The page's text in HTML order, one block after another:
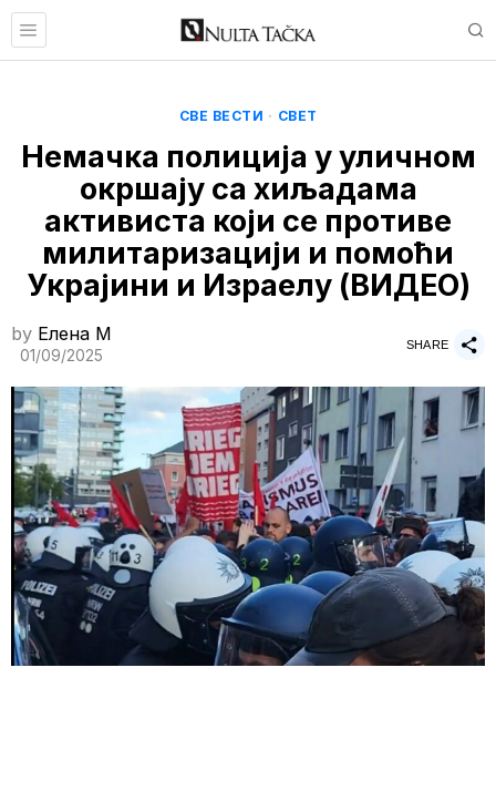
СВЕ ВЕСТИ · СВЕТ
Немачка полиција у уличном
окршају са хиљадама
активиста који се противе
милитаризацији и помоћи
Украјини и Израелу (ВИДЕО)
by Елена M
01/09/2025
SHARE